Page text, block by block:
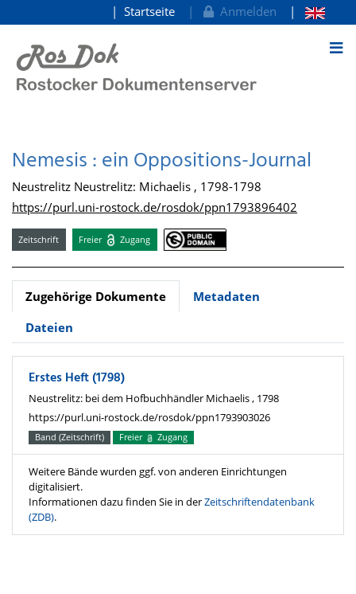
zum Inhalt
Startseite Anmelden
Nemesis : ein Oppositions-Journal
Neustrelitz Neustrelitz: Michaelis , 1798-1798
https://purl.uni-rostock.de/rosdok/ppn1793896402
Zeitschrift Freier Zugang
Zugehörige Dokumente
Metadaten
Dateien
Erstes Heft (1798)
Neustrelitz: bei dem Hofbuchhändler Michaelis , 1798
https://purl.uni-rostock.de/rosdok/ppn1793903026
Band (Zeitschrift) Freier Zugang
Weitere Bände wurden ggf. von anderen Einrichtungen
digitalisiert.
Informationen dazu finden Sie in derZeitschriftendatenbank
(ZDB).